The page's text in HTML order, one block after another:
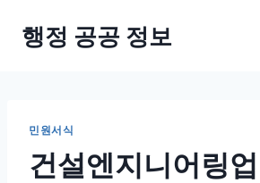
행정 공공 정보
민원서식
건설엔지니어링